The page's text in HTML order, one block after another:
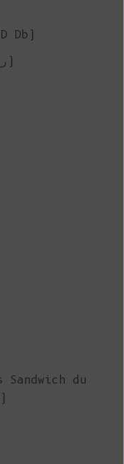
Db)
Arabie Saoudite (SAR ر.س)
du